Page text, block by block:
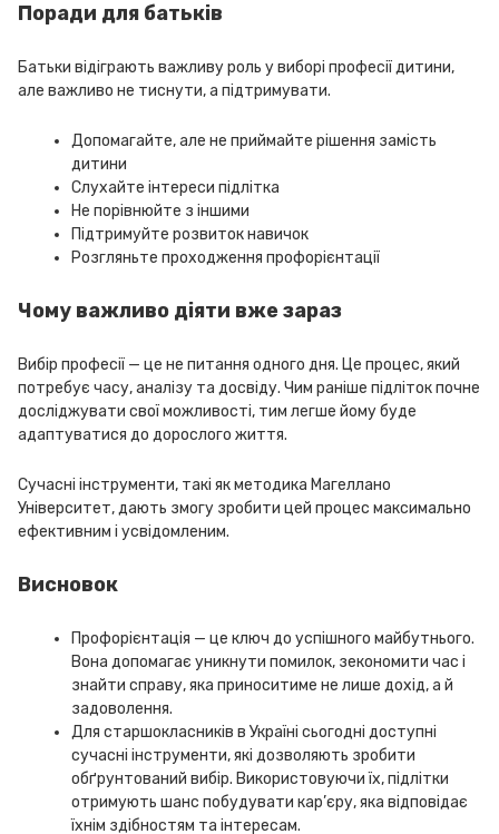
Поради для батьків
Батьки відіграють важливу роль у виборі професії дитини,
але важливо не тиснути, а підтримувати.
Допомагайте, але не приймайте рішення замість
дитини
Слухайте інтереси підлітка
Не порівнюйте з іншими
Підтримуйте розвиток навичок
Розгляньте проходження профорієнтації
Чому важливо діяти вже зараз
Вибір професії — це не питання одного дня. Це процес, який
потребує часу, аналізу та досвіду. Чим раніше підліток почне
досліджувати свої можливості, тим легше йому буде
адаптуватися до дорослого життя.
Сучасні інструменти, такі як методика Магеллано
Університет, дають змогу зробити цей процес максимально
ефективним і усвідомленим.
Висновок
Профорієнтація — це ключ до успішного майбутнього.
Вона допомагає уникнути помилок, зекономити час і
знайти справу, яка приноситиме не лише дохід, а й
задоволення.
Для старшокласників в Україні сьогодні доступні
сучасні інструменти, які дозволяють зробити
обґрунтований вибір. Використовуючи їх, підлітки
отримують шанс побудувати кар’єру, яка відповідає
їхнім здібностям та інтересам.